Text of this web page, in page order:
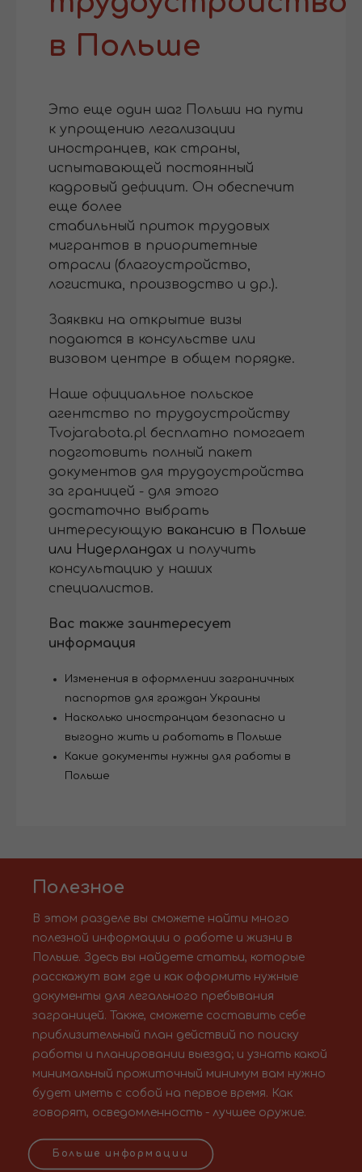
в Польше
Это еще один шаг Польши на пути
к упрощению легализации
иностранцев, как страны,
испытавающей постоянный
кадровый дефицит. Он обеспечит
еще более
стабильный приток трудовых
мигрантов в приоритетные
отрасли (благоустройство,
логистика, производство и др.).
Заяквки на открытие визы
подаются в консульстве или
визовом центре в общем порядке.
Наше официальное польское
агентство по трудоустройству
Tvojarabota.pl бесплатно помогает
подготовить полный пакет
документов для трудоустройства
за границей - для этого
достаточно выбрать
интересующую вакансию в Польше
или Нидерландах и получить
консультацию у наших
специалистов.
Вас также заинтересует
информация
Изменения в оформлении заграничных
паспортов для граждан Украины
Насколько иностранцам безопасно и
выгодно жить и работать в Польше
Какие документы нужны для работы в
Польше
Полезное
В этом разделе вы сможете найти много
полезной информации о работе и жизни в
Польше. Здесь вы найдете статьи, которые
расскажут вам где и как оформить нужные
документы для легального пребывания
заграницей. Также, сможете составить себе
приблизительный план действий по поиску
работы и планировании выезда; и узнать какой
минимальный прожиточный минимум вам нужно
будет иметь с собой на первое время. Как
говорят, осведомленность - лучшее оружие.
Больше информации